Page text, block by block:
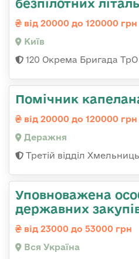
безпілотних
від 20000 до 120000 грн
Київ
120 Окрема Бригада
Помічник
від 20000 до 120000 грн
Деражня
Третій відділ
Уповноважена
державних
від 23000 до 53000 грн
Вся Україна